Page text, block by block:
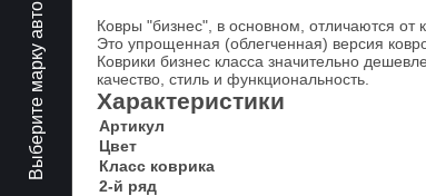
Выберите марку авто
Ковры "бизнес", в основном, отличаются от
Это упрощенная (облегченная) версия
Коврики бизнес класса значительно
качество, стиль и функциональность.
Характеристики
Артикул
Цвет
Класс коврика
2-й ряд